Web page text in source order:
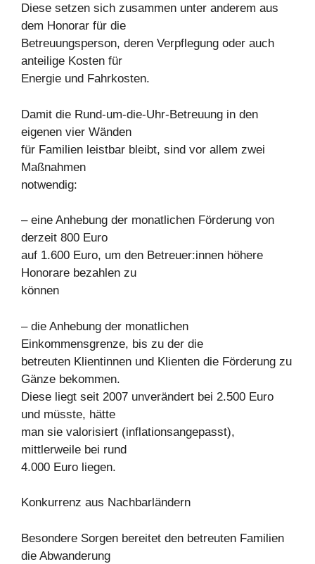
Diese setzen sich zusammen unter anderem aus
dem Honorar für die
Betreuungsperson, deren Verpflegung oder auch
anteilige Kosten für
Energie und Fahrkosten.
Damit die Rund-um-die-Uhr-Betreuung in den
eigenen vier Wänden
für Familien leistbar bleibt, sind vor allem zwei
Maßnahmen
notwendig:
– eine Anhebung der monatlichen Förderung von
derzeit 800 Euro
auf 1.600 Euro, um den Betreuer:innen höhere
Honorare bezahlen zu
können
– die Anhebung der monatlichen
Einkommensgrenze, bis zu der die
betreuten Klientinnen und Klienten die Förderung zu
Gänze bekommen.
Diese liegt seit 2007 unverändert bei 2.500 Euro
und müsste, hätte
man sie valorisiert (inflationsangepasst),
mittlerweile bei rund
4.000 Euro liegen.
Konkurrenz aus Nachbarländern
Besondere Sorgen bereitet den betreuten Familien
die Abwanderung